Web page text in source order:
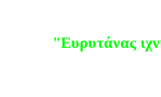
"Ευρυτάνας